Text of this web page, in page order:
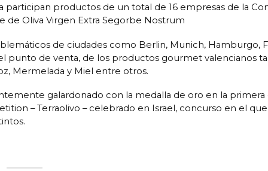
participan productos de un total de 16 empresas de la
de Oliva Virgen Extra Segorbe Nostrum
de ciudades como Berlin, Munich, Hamburgo,
punto de venta, de los productos gourmet valencianos
Mermelada y Miel entre otros.
galardonado con la medalla de oro en la primera
– Terraolivo – celebrado en Israel, concurso en el que